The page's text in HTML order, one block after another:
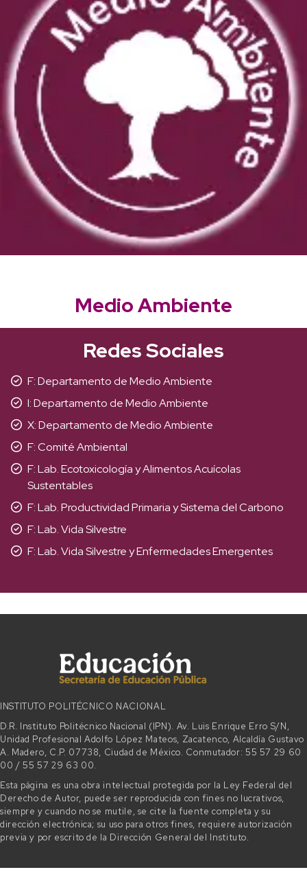
Medio Ambiente
Redes Sociales
F: Departamento de Medio Ambiente
I: Departamento de Medio Ambiente
X: Departamento de Medio Ambiente
F: Comité Ambiental
F: Lab. Ecotoxicología y Alimentos Acuícolas
Sustentables
F: Lab. Productividad Primaria y Sistema del Carbono
F: Lab. Vida Silvestre
F: Lab. Vida Silvestre y Enfermedades Emergentes
INSTITUTO POLITÉCNICO NACIONAL
D.R. Instituto Politécnico Nacional (IPN). Av. Luis Enrique Erro S/N,
Unidad Profesional Adolfo López Mateos, Zacatenco, Alcaldía Gustavo
A. Madero, C.P. 07738, Ciudad de México. Conmutador: 55 57 29 60
00 / 55 57 29 63 00.
Esta página es una obra intelectual protegida por la Ley Federal del
Derecho de Autor, puede ser reproducida con fines no lucrativos,
siempre y cuando no se mutile, se cite la fuente completa y su
dirección electrónica; su uso para otros fines, requiere autorización
previa y por escrito de la Dirección General del Instituto.